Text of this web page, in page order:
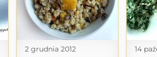
2 grudnia 2012
14